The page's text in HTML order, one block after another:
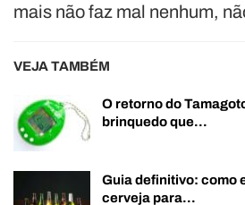
mais não faz mal nenhum,
VEJA TAMBÉM
O retorno do
brinquedo que…
Guia definitivo: como
cerveja para…